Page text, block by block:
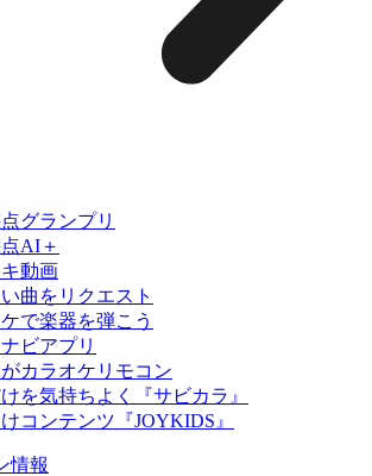
グランプリ
AI＋
動画
曲をリクエスト
で楽器を弾こう
ビアプリ
カラオケリモコン
を気持ちよく『サビカラ』
コンテンツ『JOYKIDS』
情報